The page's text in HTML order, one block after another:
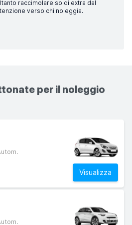
raccimolare soldi extra dal
verso chi noleggia.
per il noleggio
Visualizza